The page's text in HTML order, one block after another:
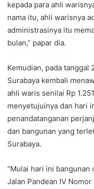
kepada para ahli
nama itu, ahli warisnya
administrasinya itu
bulan,” papar dia.
Kemudian, pada
Surabaya kembali
ahli waris senilai Rp
menyetujuinya dan hari
penandatanganan
dan bangunan yang
Surabaya.
“Mulai hari ini bangunan
Jalan Pandean IV